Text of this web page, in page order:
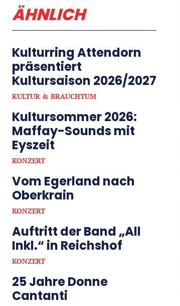
ÄHNLICH
Kulturring Attendorn
präsentiert
Kultursaison 2026/2027
KULTUR & BRAUCHTUM
Kultursommer 2026:
Maffay-Sounds mit
Eyszeit
KONZERT
Vom Egerland nach
Oberkrain
KONZERT
Auftritt der Band „All
Inkl.“ in Reichshof
KONZERT
25 Jahre Donne
Cantanti